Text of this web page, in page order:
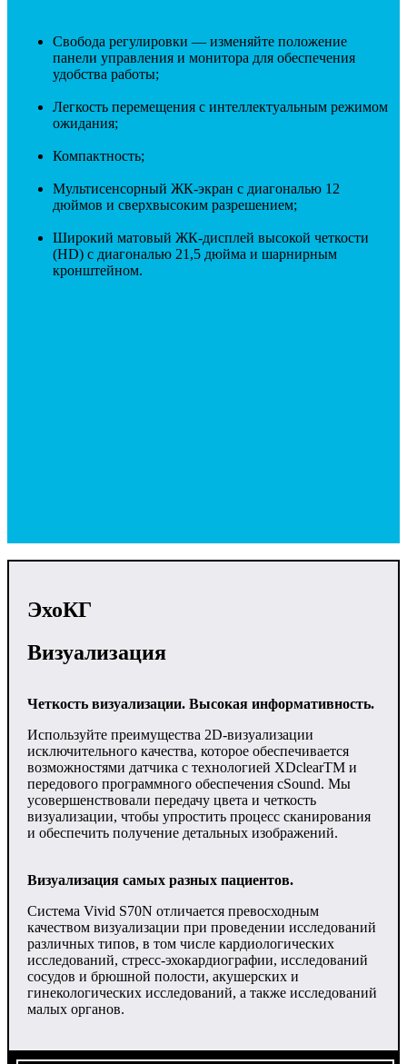
Свобода регулировки — изменяйте положение
панели управления и монитора для обеспечения
удобства работы;
Легкость перемещения с интеллектуальным режимом
ожидания;
Компактность;
Мультисенсорный ЖК-экран с диагональю 12
дюймов и сверхвысоким разрешением;
Широкий матовый ЖК-дисплей высокой четкости
(HD) с диагональю 21,5 дюйма и шарнирным
кронштейном.
ЭхоКГ
Визуализация
Четкость визуализации. Высокая информативность.
Используйте преимущества 2D-визуализации
исключительного качества, которое обеспечивается
возможностями датчика с технологией XDclearTM и
передового программного обеспечения cSound. Мы
усовершенствовали передачу цвета и четкость
визуализации, чтобы упростить процесс сканирования
и обеспечить получение детальных изображений.
Визуализация самых разных пациентов.
Система Vivid S70N отличается превосходным
качеством визуализации при проведении исследований
различных типов, в том числе кардиологических
исследований, стресс-эхокардиографии, исследований
сосудов и брюшной полости, акушерских и
гинекологических исследований, а также исследований
малых органов.